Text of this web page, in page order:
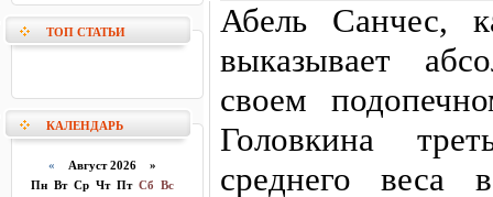
ТОП СТАТЬИ
КАЛЕНДАРЬ
« Август 2026 »
Пн Вт Ср Чт Пт Сб Вс
Абель Санчес,
выказывает
своем
Головкина
среднего веса